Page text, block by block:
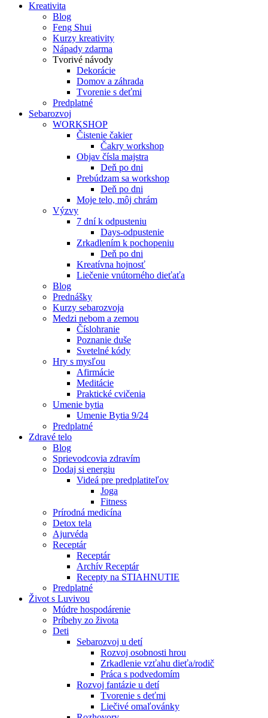
Kreativita
Blog
Feng Shui
Kurzy kreativity
Nápady zdarma
Tvorivé návody
Dekorácie
Domov a záhrada
Tvorenie s deťmi
Predplatné
Sebarozvoj
WORKSHOP
Čistenie čakier
Čakry workshop
Objav čísla majstra
Deň po dni
Prebúdzam sa workshop
Deň po dni
Moje telo, môj chrám
Výzvy
7 dní k odpusteniu
Days-odpustenie
Zrkadlením k pochopeniu
Deň po dni
Kreatívna hojnosť
Liečenie vnútorného dieťaťa
Blog
Prednášky
Kurzy sebarozvoja
Medzi nebom a zemou
Číslohranie
Poznanie duše
Svetelné kódy
Hry s mysľou
Afirmácie
Meditácie
Praktické cvičenia
Umenie bytia
Umenie Bytia 9/24
Predplatné
Zdravé telo
Blog
Sprievodcovia zdravím
Dodaj si energiu
Videá pre predplatiteľov
Joga
Fitness
Prírodná medicína
Detox tela
Ajurvéda
Receptár
Receptár
Archív Receptár
Recepty na STIAHNUTIE
Predplatné
Život s Luvivou
Múdre hospodárenie
Príbehy zo života
Deti
Sebarozvoj u detí
Rozvoj osobnosti hrou
Zrkadlenie vzťahu dieťa/rodič
Práca s podvedomím
Rozvoj fantázie u detí
Tvorenie s deťmi
Liečivé omaľovánky